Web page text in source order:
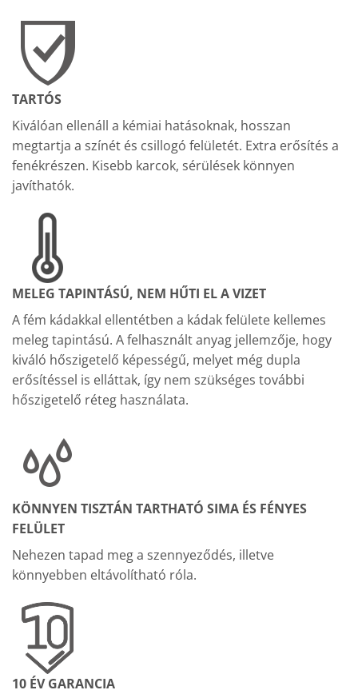
TARTÓS
Kiválóan ellenáll a kémiai hatásoknak, hosszan
megtartja a színét és csillogó felületét. Extra erősítés a
fenékrészen. Kisebb karcok, sérülések könnyen
javíthatók.
MELEG TAPINTÁSÚ, NEM HŰTI EL A VIZET
A fém kádakkal ellentétben a kádak felülete kellemes
meleg tapintású. A felhasznált anyag jellemzője, hogy
kiváló hőszigetelő képességű, melyet még dupla
erősítéssel is elláttak, így nem szükséges további
hőszigetelő réteg használata.
KÖNNYEN TISZTÁN TARTHATÓ SIMA ÉS FÉNYES
FELÜLET
Nehezen tapad meg a szennyeződés, illetve
könnyebben eltávolítható róla.
10 ÉV GARANCIA